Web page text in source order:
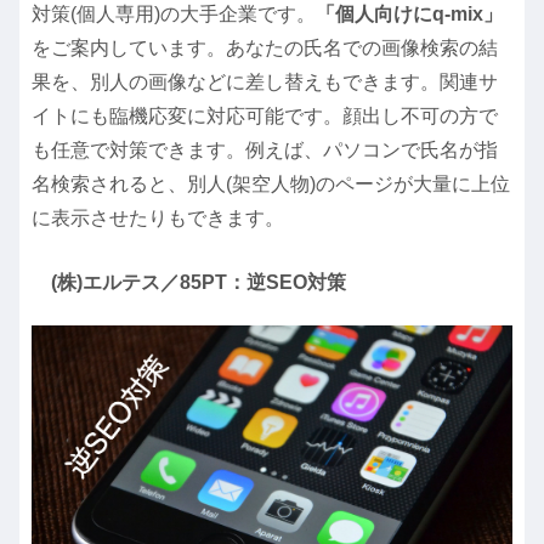
対策(個人専用)の大手企業です。
「個人向けにq-mix」
をご案内しています。あなたの氏名での画像検索の結
果を、別人の画像などに差し替えもできます。関連サ
イトにも臨機応変に対応可能です。顔出し不可の方で
も任意で対策できます。例えば、パソコンで氏名が指
名検索されると、別人(架空人物)のページが大量に上位
に表示させたりもできます。
(株)エルテス／85PT：逆SEO対策